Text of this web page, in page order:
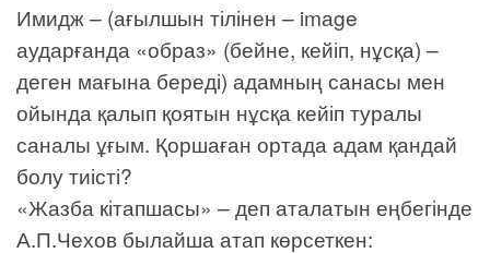
Имидж – (ағылшын тілінен – imаge
аударғанда «образ» (бейне, кейіп, нұсқа) –
деген мағына береді) адамның санасы мен
ойында қалып қоятын нұсқа кейіп туралы
саналы ұғым. Қоршаған ортада адам қандай
болу тиісті?
«Жазба кітапшасы» – деп аталатын еңбегінде
А.П.Чехов былайша атап көрсеткен: